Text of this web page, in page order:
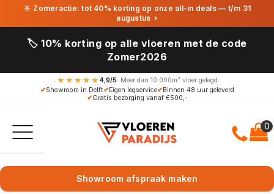
☀ Zomeractie: tot 40% korting op onze all-in deals — t/m 31
augustus ›
🏷️ 10% korting op alle vloeren met de code
Zomer2026
★★★★★ 4,9/5· Meer dan 10.000m² vloer gelegd
✔Showroom in Delft✔Eigen legservice✔Binnen 48 uur geleverd
✔Gratis bezorging vanaf €500,-
Showroom afspraak maken